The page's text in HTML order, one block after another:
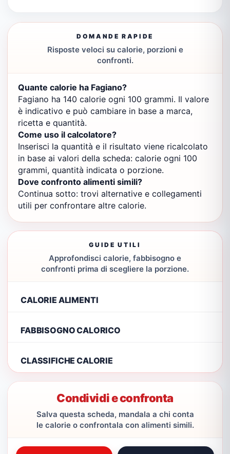
DOMANDE RAPIDE
Risposte veloci su calorie, porzioni e
confronti.
Quante calorie ha Fagiano?
Fagiano ha 140 calorie ogni 100 grammi. Il valore
è indicativo e può cambiare in base a marca,
ricetta e quantità.
Come uso il calcolatore?
Inserisci la quantità e il risultato viene ricalcolato
in base ai valori della scheda: calorie ogni 100
grammi, quantità indicata o porzione.
Dove confronto alimenti simili?
Continua sotto: trovi alternative e collegamenti
utili per confrontare altre calorie.
GUIDE UTILI
Approfondisci calorie, fabbisogno e
confronti prima di scegliere la porzione.
CALORIE ALIMENTI
FABBISOGNO CALORICO
CLASSIFICHE CALORIE
Condividi e confronta
Salva questa scheda, mandala a chi conta
le calorie o confrontala con alimenti simili.